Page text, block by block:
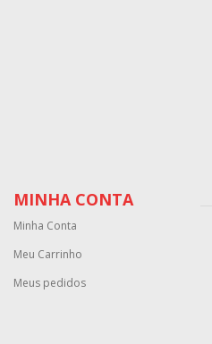
MINHA CONTA
Minha Conta
Meu Carrinho
Meus pedidos